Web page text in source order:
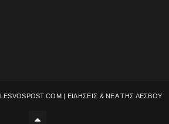
LESVOSPOST.COM | ΕΙΔΗΣΕΙΣ & ΝΕΑ ΤΗΣ ΛΕΣΒΟΥ